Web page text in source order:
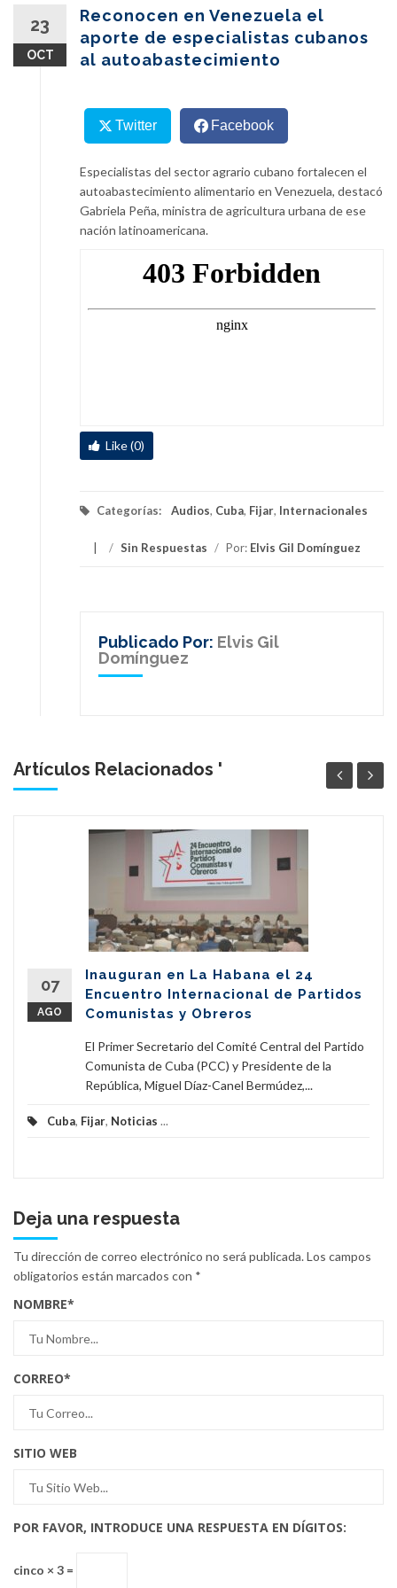
23
OCT
Reconocen en Venezuela el
aporte de especialistas cubanos
al autoabastecimiento
Twitter Facebook
Especialistas del sector agrario cubano fortalecen el
autoabastecimiento alimentario en Venezuela, destacó
Gabriela Peña, ministra de agricultura urbana de ese
nación latinoamericana.
Like (0)
Categorías: Audios, Cuba, Fijar, Internacionales
/ Sin Respuestas / Por: Elvis Gil Domínguez
Publicado Por: Elvis Gil
Domínguez
Artículos Relacionados '
07
AGO
Inauguran en La Habana el 24
Encuentro Internacional de Partidos
Comunistas y Obreros
El Primer Secretario del Comité Central del Partido
Comunista de Cuba (PCC) y Presidente de la
República, Miguel Díaz-Canel Bermúdez,...
Cuba, Fijar, Noticias ...
Deja una respuesta
Tu dirección de correo electrónico no será publicada.Los campos
obligatorios están marcados con *
NOMBRE*
CORREO*
SITIO WEB
POR FAVOR, INTRODUCE UNA RESPUESTA EN DÍGITOS:
cinco × 3 =